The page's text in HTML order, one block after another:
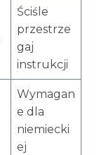
Ściśle
przestrze
gaj
instrukcji
Wymagan
e dla
niemiecki
ej